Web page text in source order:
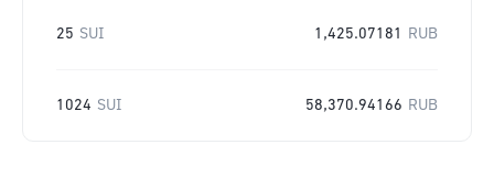
25 SUI 1,425.07181 RUB
1024 SUI 58,370.94166 RUB